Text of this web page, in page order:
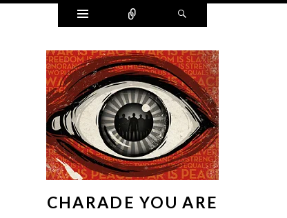
Widgets Conectar
CHARADE YOU ARE